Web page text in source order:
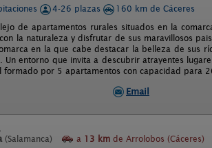
4-26 plazas
160 km de Cáceres
de apartamentos rurales situados en la
la naturaleza y disfrutar de sus maravillosos
en la que cabe destacar la belleza de sus
Un entorno que invita a descubrir atrayentes
por 5 apartamentos con capacidad para
Email
(Salamanca) a 13 km de Arrolobos (Cáceres)